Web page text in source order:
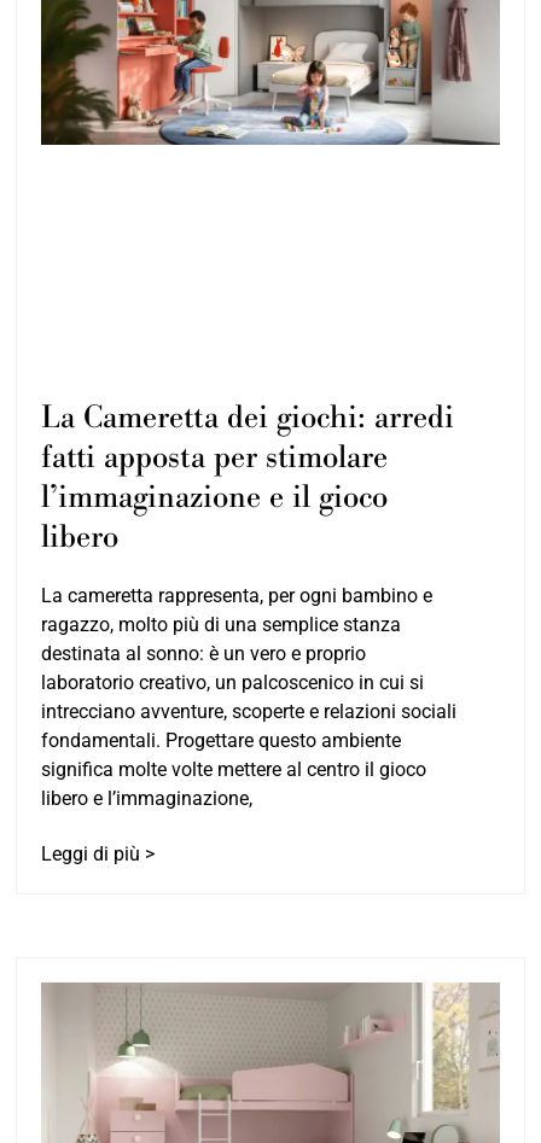
La Cameretta dei giochi: arredi
fatti apposta per stimolare
l’immaginazione e il gioco
libero
La cameretta rappresenta, per ogni bambino e
ragazzo, molto più di una semplice stanza
destinata al sonno: è un vero e proprio
laboratorio creativo, un palcoscenico in cui si
intrecciano avventure, scoperte e relazioni sociali
fondamentali. Progettare questo ambiente
significa molte volte mettere al centro il gioco
libero e l’immaginazione,
Leggi di più >